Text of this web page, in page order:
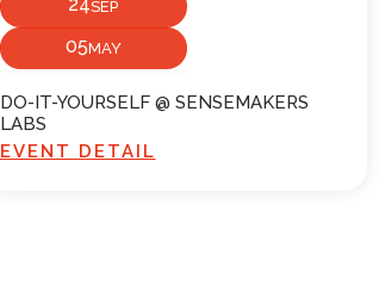
SEP
05MAY
DO-IT-YOURSELF @ SENSEMAKERS
LABS
EVENT DETAIL